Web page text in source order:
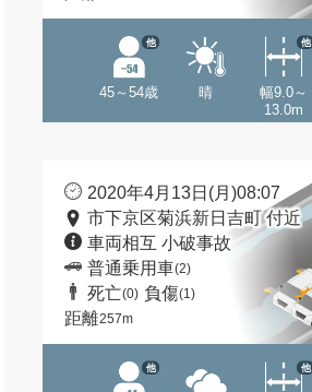
45～54歳
他
晴
幅9.0～
13.0m
他
2020年4月13日(月)08:07
市下京区菊浜新日吉町 付近
車両相互 小破事故
普通乗用車(2)
死亡(0) 負傷(1)
距離257m
他 他